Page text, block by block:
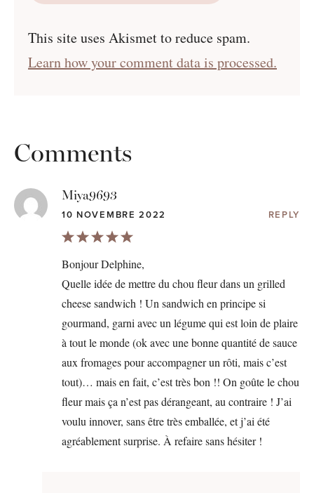
This site uses Akismet to reduce spam.
Learn how your comment data is processed.
Comments
Miya9693
10 NOVEMBRE 2022 REPLY
Bonjour Delphine,
Quelle idée de mettre du chou fleur dans un grilled
cheese sandwich ! Un sandwich en principe si
gourmand, garni avec un légume qui est loin de plaire
à tout le monde (ok avec une bonne quantité de sauce
aux fromages pour accompagner un rôti, mais c’est
tout)… mais en fait, c’est très bon !! On goûte le chou
fleur mais ça n’est pas dérangeant, au contraire ! J’ai
voulu innover, sans être très emballée, et j’ai été
agréablement surprise. À refaire sans hésiter !